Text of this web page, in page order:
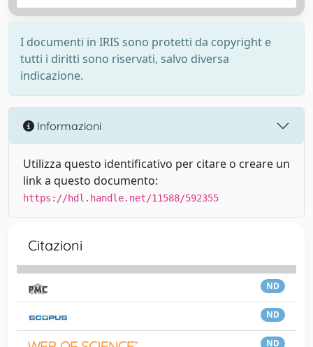
I documenti in IRIS sono protetti da copyright e
tutti i diritti sono riservati, salvo diversa
indicazione.
Informazioni
Utilizza questo identificativo per citare o creare un
link a questo documento:
https://hdl.handle.net/11588/592355
Citazioni
ND
ND
ND